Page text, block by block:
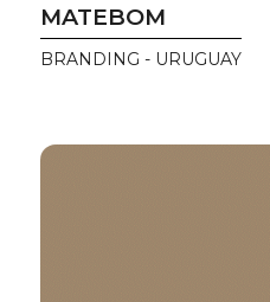
MATEBOM
BRANDING - URUGUAY